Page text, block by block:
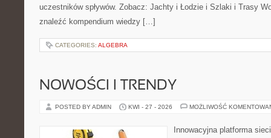
uczestników spływów. Zobacz: Jachty i Łodzie i Szlaki i Trasy
znaleźć kompendium wiedzy […]
CATEGORIES: ALGEBRA
NOWOŚCI I TRENDY
POSTED BY ADMIN KWI - 27 - 2026 MOŻLIWOŚĆ
Innowacyjna platforma